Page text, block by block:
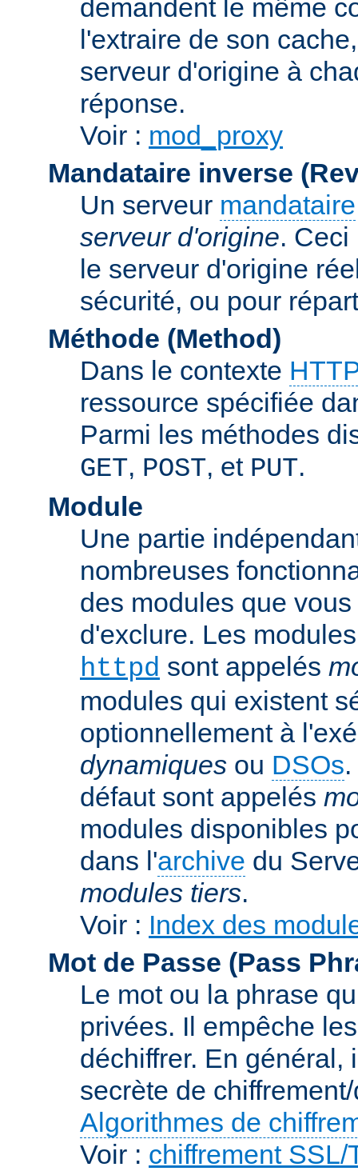
demandent le même
l'extraire de son
serveur d'origine à
réponse.
Voir : mod_proxy
Mandataire inverse
Un serveur mandataire
serveur d'origine.
le serveur d'origine
sécurité, ou pour
Méthode (Method)
Dans le contexte HTTP
ressource spécifiée
Parmi les méthodes
GET, POST, et PUT.
Module
Une partie
nombreuses
des modules que
d'exclure. Les
httpd sont appelés
modules qui existent
optionnellement à
dynamiques ou DSOs
défaut sont appelés
modules disponibles
dans l'archive du
modules tiers.
Voir : Index des
Mot de Passe (Pass
Le mot ou la phrase
privées. Il empêche
déchiffrer. En général,
secrète de
Algorithmes de
Voir : chiffrement SSL/